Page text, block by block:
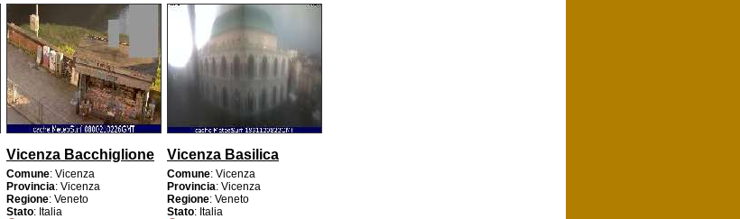
Vicenza Bacchiglione
Comune: Vicenza
Provincia: Vicenza
Regione: Veneto
Stato: Italia
Vicenza Basilica
Comune: Vicenza
Provincia: Vicenza
Regione: Veneto
Stato: Italia